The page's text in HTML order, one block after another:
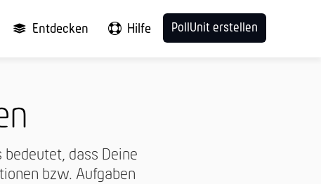
Entdecken Hilfe PollUnit erstellen
dass Deine
bzw. Aufgaben